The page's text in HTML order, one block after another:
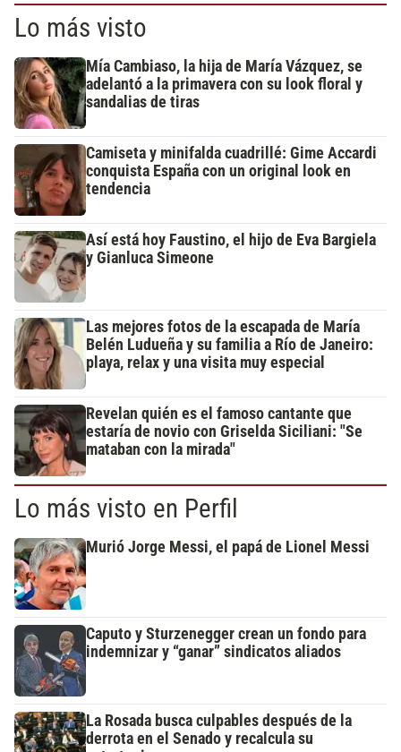
Lo más visto
Mía Cambiaso, la hija de María Vázquez, se
adelantó a la primavera con su look floral y
sandalias de tiras
Camiseta y minifalda cuadrillé: Gime Accardi
conquista España con un original look en
tendencia
Así está hoy Faustino, el hijo de Eva Bargiela
y Gianluca Simeone
Las mejores fotos de la escapada de María
Belén Ludueña y su familia a Río de Janeiro:
playa, relax y una visita muy especial
Revelan quién es el famoso cantante que
estaría de novio con Griselda Siciliani: "Se
mataban con la mirada"
Lo más visto en Perfil
Murió Jorge Messi, el papá de Lionel Messi
Caputo y Sturzenegger crean un fondo para
indemnizar y “ganar” sindicatos aliados
La Rosada busca culpables después de la
derrota en el Senado y recalcula su